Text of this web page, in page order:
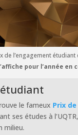
l’engagement étudiant
pour l’année en
le fameux Prix
ses études à
milieu.